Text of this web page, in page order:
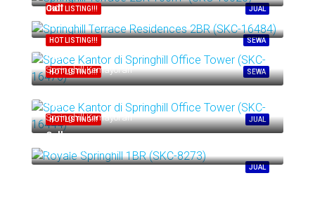
JUAL
HOT LISTING!!!
SEWA
HOT LISTING!!!
Call
SEWA
HOT LISTING!!!
Call
Springhill Kemayoran
JUAL
HOT LISTING!!!
Call
Springhill Kemayoran
JUAL
Call